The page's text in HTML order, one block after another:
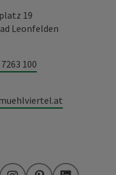
19
Leonfelden
100